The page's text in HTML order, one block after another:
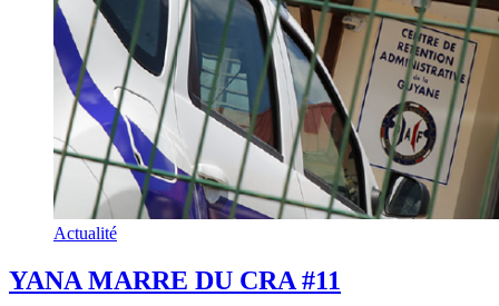
Actualité
YANA MARRE DU CRA #11